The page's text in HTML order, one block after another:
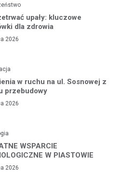
upały: kluczowe
dla zdrowia
2026
w ruchu na ul. Sosnowej z
przebudowy
2026
WSPARCIE
W PIASTOWIE
2026